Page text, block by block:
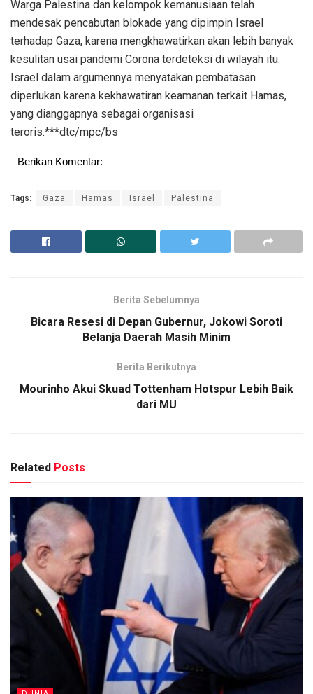
Warga Palestina dan kelompok kemanusiaan telah
mendesak pencabutan blokade yang dipimpin Israel
terhadap Gaza, karena mengkhawatirkan akan lebih banyak
kesulitan usai pandemi Corona terdeteksi di wilayah itu.
Israel dalam argumennya menyatakan pembatasan
diperlukan karena kekhawatiran keamanan terkait Hamas,
yang dianggapnya sebagai organisasi
teroris.***dtc/mpc/bs
Berikan Komentar:
Tags: Gaza Hamas Israel Palestina
Berita Sebelumnya
Bicara Resesi di Depan Gubernur, Jokowi Soroti
Belanja Daerah Masih Minim
Berita Berikutnya
Mourinho Akui Skuad Tottenham Hotspur Lebih Baik
dari MU
Related Posts